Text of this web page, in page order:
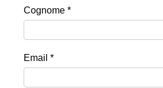
Cognome *
Email *